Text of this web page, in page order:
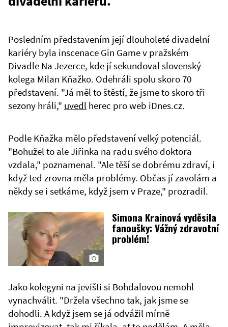
Posledním představením její dlouholeté divadelní
kariéry byla inscenace Gin Game v pražském
Divadle Na Jezerce, kde jí sekundoval slovenský
kolega Milan Kňažko. Odehráli spolu skoro 70
představení. "Já měl to štěstí, že jsme to skoro tři
sezony hráli," uvedl herec pro web iDnes.cz.
Podle Kňažka mělo představení velký potenciál.
"Bohužel to ale Jiřinka na radu svého doktora
vzdala," poznamenal. "Ale těší se dobrému zdraví, i
když teď zrovna měla problémy. Občas jí zavolám a
někdy se i setkáme, když jsem v Praze," prozradil.
Simona Krainová vyděsila
fanoušky: Vážný zdravotní
problém!
Jako kolegyni na jevišti si Bohdalovou nemohl
vynachválit. "Držela všechno tak, jak jsme se
dohodli. A když jsem se já odvážil mírně